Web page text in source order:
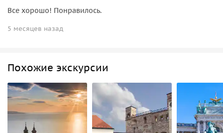
Все хорошо! Понравилось.
5 месяцев назад
Похожие экскурсии